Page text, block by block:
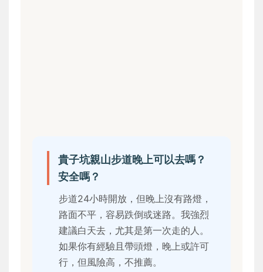
貴子坑親山步道晚上可以去嗎？
安全嗎？
步道24小時開放，但晚上沒有路燈，
路面不平，容易跌倒或迷路。我強烈
建議白天去，尤其是第一次走的人。
如果你有經驗且帶頭燈，晚上或許可
行，但風險高，不推薦。